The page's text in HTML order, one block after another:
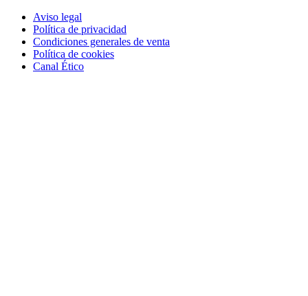
Aviso legal
Política de privacidad
Condiciones generales de venta
Política de cookies
Canal Ético